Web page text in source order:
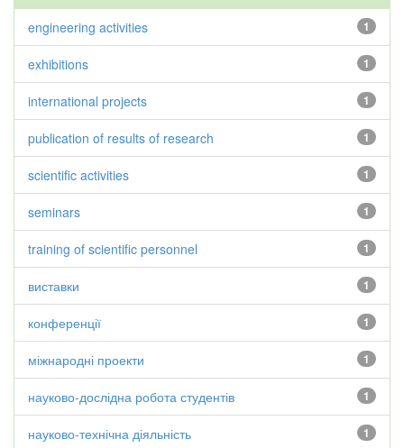
1
engineering activities
1
exhibitions
1
international projects
1
publication of results of research
1
scientific activities
1
seminars
1
training of scientific personnel
1
виставки
1
конференції
1
міжнародні проекти
1
науково-дослідна робота студентів
1
науково-технічна діяльність